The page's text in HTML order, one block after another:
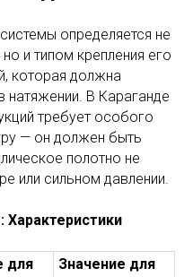
определяется не
и типом крепления его
которая должна
натяжении. В Караганде
требует особого
— он должен быть
полотно не
или сильном давлении.
для
Значение для